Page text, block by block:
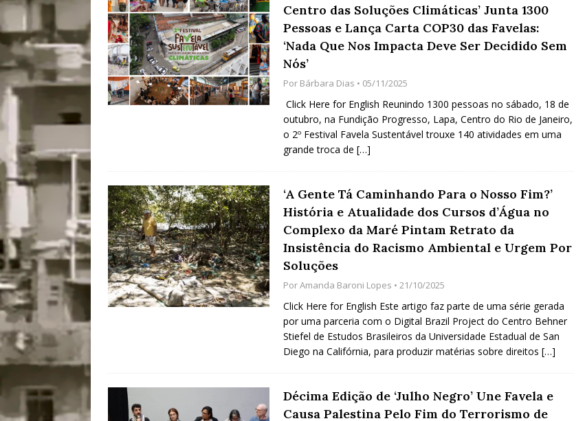
[ 28/07/2026 ]
Tudo Começou com uma Praça em Ramos [OPINIÃO]
#OLHONAMÍDIA
[ 27/07/2026 ] Mutirão Agroecológico com os Povos das Águas Reúne
Coletivos para Plantio e Inauguração da Feira da Praia do Remanso
em Suruí, Magé
COBERTURA DE EVENTOS
[ 04/08/2026 ] Trens Fluminenses, Cronicamente Abandonados,
Passam para Consórcio Nova Via Mobilidade 10 Anos Após Rio2016
#OLHONOLEGADO
Centro das Soluções Climáticas’ Junta 1300
Pessoas e Lança Carta COP30 das Favelas:
‘Nada Que Nos Impacta Deve Ser Decidido Sem
Nós’
Por Bárbara Dias • 05/11/2025
Click Here for English Reunindo 1300 pessoas no sábado, 18 de
outubro, na Fundição Progresso, Lapa, Centro do Rio de Janeiro,
o 2º Festival Favela Sustentável trouxe 140 atividades em uma
grande troca de […]
‘A Gente Tá Caminhando Para o Nosso Fim?’
História e Atualidade dos Cursos d’Água no
Complexo da Maré Pintam Retrato da
Insistência do Racismo Ambiental e Urgem Por
Soluções
PorAmanda Baroni Lopes • 21/10/2025
Click Here for English Este artigo faz parte de uma série gerada
por uma parceria com o Digital Brazil Project do Centro Behner
Stiefel de Estudos Brasileiros da Universidade Estadual de San
Diego na Califórnia, para produzir matérias sobre direitos […]
Décima Edição de ‘Julho Negro’ Une Favela e
Causa Palestina Pelo Fim do Terrorismo de